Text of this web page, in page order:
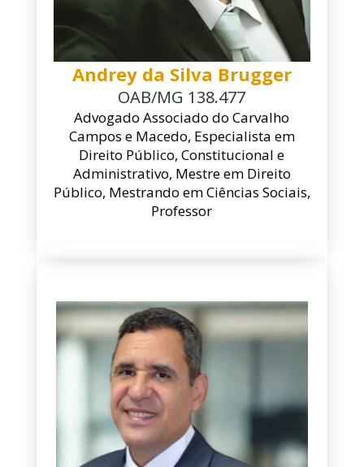
Andrey da Silva Brugger
OAB/MG 138.477
Advogado Associado do Carvalho
Campos e Macedo, Especialista em
Direito Público, Constitucional e
Administrativo, Mestre em Direito
Público, Mestrando em Ciências Sociais,
Professor